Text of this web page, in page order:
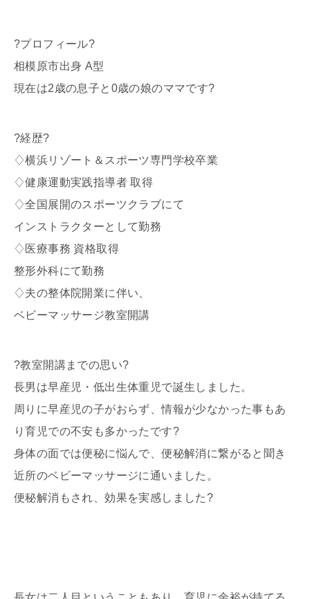
?プロフィール?
相模原市出身 A型
現在は2歳の息子と0歳の娘のママです?
?経歴?
♢横浜リゾート＆スポーツ専門学校卒業
♢健康運動実践指導者 取得
♢全国展開のスポーツクラブにて
インストラクターとして勤務
♢医療事務 資格取得
整形外科にて勤務
♢夫の整体院開業に伴い、
ベビーマッサージ教室開講
?教室開講までの思い?
長男は早産児・低出生体重児で誕生しました。
周りに早産児の子がおらず、情報が少なかった事もあ
り育児での不安も多かったです?
身体の面では便秘に悩んで、便秘解消に繋がると聞き
近所のベビーマッサージに通いました。
便秘解消もされ、効果を実感しました?